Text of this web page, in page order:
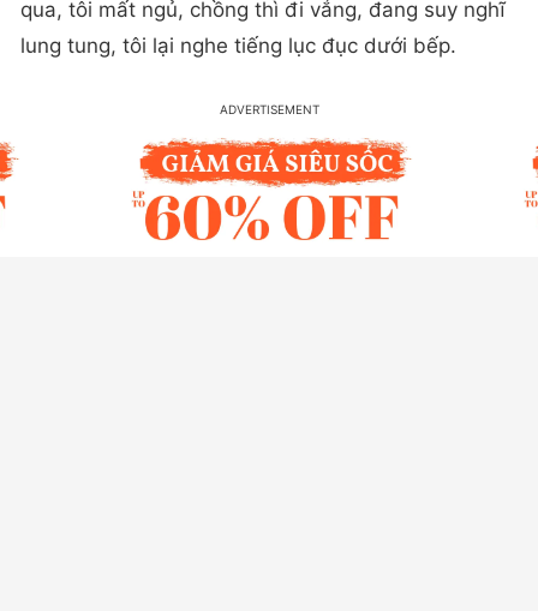
qua, tôi mất ngủ, chồng thì đi vắng, đang suy nghĩ
lung tung, tôi lại nghe tiếng lục đục dưới bếp.